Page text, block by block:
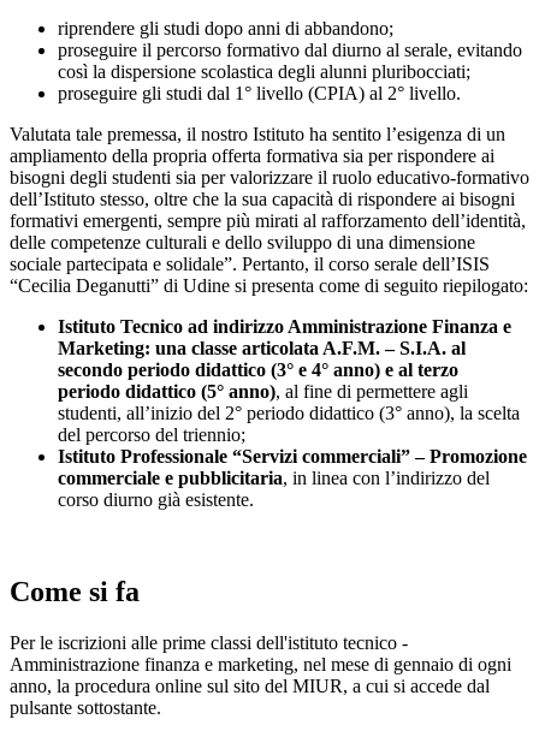
riprendere gli studi dopo anni di abbandono;
proseguire il percorso formativo dal diurno al serale, evitando
così la dispersione scolastica degli alunni pluribocciati;
proseguire gli studi dal 1° livello (CPIA) al 2° livello.
Valutata tale premessa, il nostro Istituto ha sentito l’esigenza di un
ampliamento della propria offerta formativa sia per rispondere ai
bisogni degli studenti sia per valorizzare il ruolo educativo-formativo
dell’Istituto stesso, oltre che la sua capacità di rispondere ai bisogni
formativi emergenti, sempre più mirati al rafforzamento dell’identità,
delle competenze culturali e dello sviluppo di una dimensione
sociale partecipata e solidale”. Pertanto, il corso serale dell’ISIS
“Cecilia Deganutti” di Udine si presenta come di seguito riepilogato:
Istituto Tecnico ad indirizzo Amministrazione Finanza e
Marketing: una classe articolata A.F.M. – S.I.A. al
secondo periodo didattico (3° e 4° anno) e al terzo
periodo didattico (5° anno), al fine di permettere agli
studenti, all’inizio del 2° periodo didattico (3° anno), la scelta
del percorso del triennio;
Istituto Professionale “Servizi commerciali” – Promozione
commerciale e pubblicitaria, in linea con l’indirizzo del
corso diurno già esistente.
Come si fa
Per le iscrizioni alle prime classi dell'istituto tecnico -
Amministrazione finanza e marketing, nel mese di gennaio di ogni
anno, la procedura online sul sito del MIUR, a cui si accede dal
pulsante sottostante.